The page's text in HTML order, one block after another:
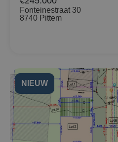
Fonteinestraat 30
8740 Pittem
NIEUW